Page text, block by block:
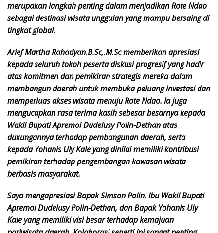
merupakan langkah penting dalam menjadikan Rote Ndao
sebagai destinasi wisata unggulan yang mampu bersaing di
tingkat global.
Arief Martha Rahadyan.B.Sc,.M.Sc memberikan apresiasi
kepada seluruh tokoh peserta diskusi progresif yang hadir
atas komitmen dan pemikiran strategis mereka dalam
membangun daerah untukmembuka peluang investasi dan
memperluas akses wisata menuju Rote Ndao. Ia juga
mengucapkan rasa terima kasih sebesar besarnya kepada
Wakil Bupati Apremoi Dudelusy Polin-Dethan atas
dukungannya terhadappembangunan daerah, serta
kepada Yohanis Uly Kale yang dinilai memiliki kontribusi
pemikiran terhadap pengembangan kawasan wisata
berbasis masyarakat.
Saya mengapresiasi Bapak Simson Polin, Ibu Wakil Bupati
Apremoi Dudelusy Polin-Dethan, dan Bapak Yohanis Uly
Kale yang memiliki visi besar terhadap kemajuan